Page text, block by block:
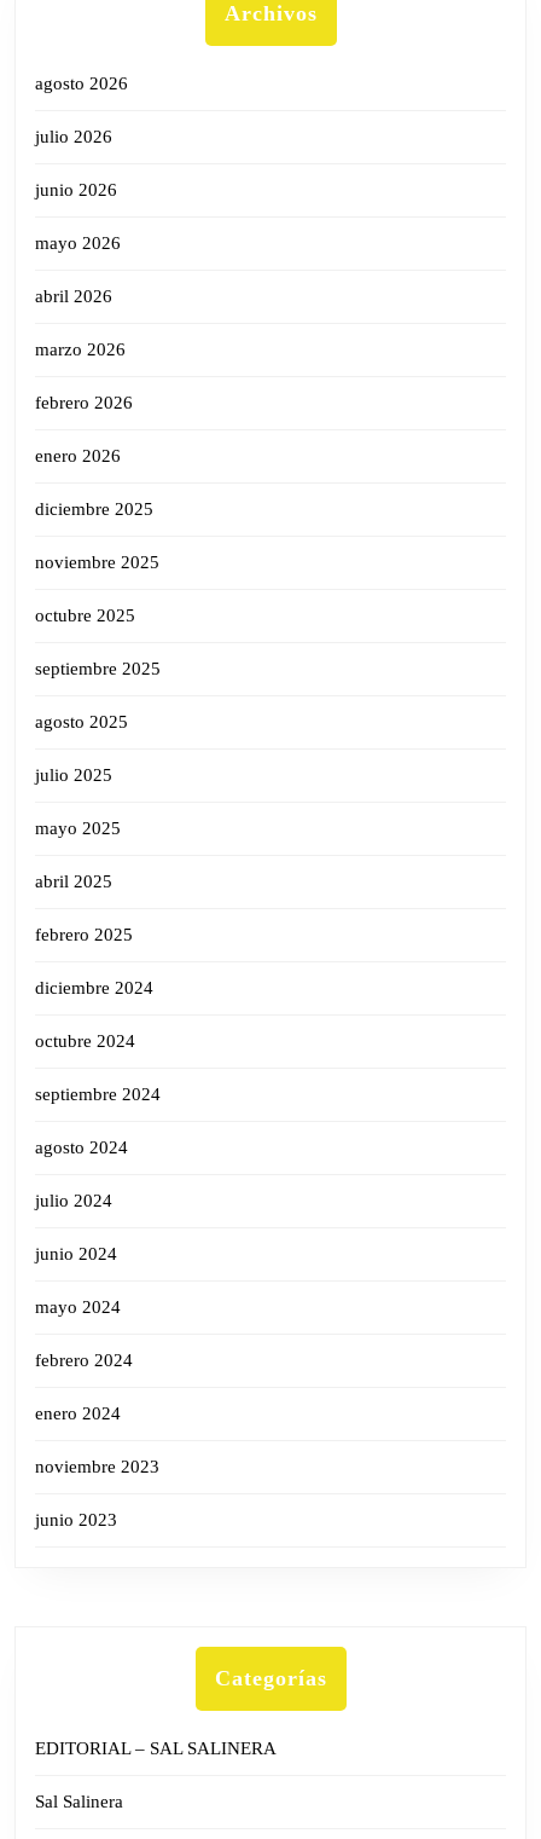
Archivos
agosto 2026
julio 2026
junio 2026
mayo 2026
abril 2026
marzo 2026
febrero 2026
enero 2026
diciembre 2025
noviembre 2025
octubre 2025
septiembre 2025
agosto 2025
julio 2025
mayo 2025
abril 2025
febrero 2025
diciembre 2024
octubre 2024
septiembre 2024
agosto 2024
julio 2024
junio 2024
mayo 2024
febrero 2024
enero 2024
noviembre 2023
junio 2023
Categorías
EDITORIAL – SAL SALINERA
Sal Salinera